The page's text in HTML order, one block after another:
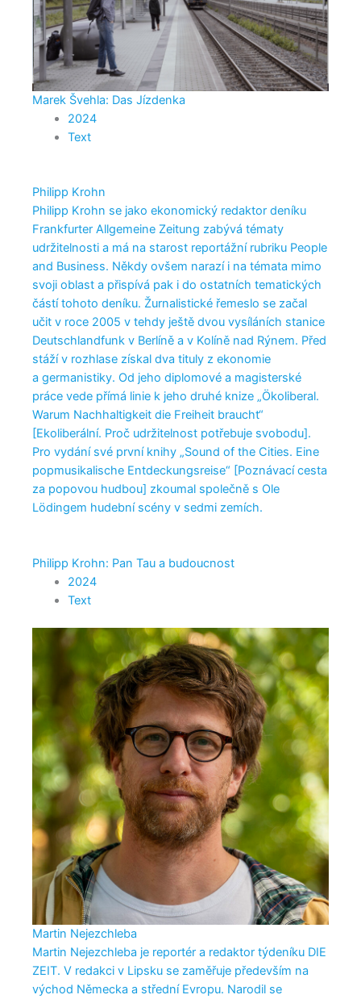
Marek Švehla: Das Jízdenka
2024
Text
Philipp Krohn
Philipp Krohn se jako ekonomický redaktor deníku
Frankfurter Allgemeine Zeitung zabývá tématy
udržitelnosti a má na starost reportážní rubriku People
and Business. Někdy ovšem narazí i na témata mimo
svoji oblast a přispívá pak i do ostatních tematických
částí tohoto deníku. Žurnalistické řemeslo se začal
učit v roce 2005 v tehdy ještě dvou vysíláních stanice
Deutschlandfunk v Berlíně a v Kolíně nad Rýnem. Před
stáží v rozhlase získal dva tituly z ekonomie
a germanistiky. Od jeho diplomové a magisterské
práce vede přímá linie k jeho druhé knize „Ökoliberal.
Warum Nachhaltigkeit die Freiheit braucht“
[Ekoliberální. Proč udržitelnost potřebuje svobodu].
Pro vydání své první knihy „Sound of the Cities. Eine
popmusikalische Entdeckungsreise“ [Poznávací cesta
za popovou hudbou] zkoumal společně s Ole
Lödingem hudební scény v sedmi zemích.
Philipp Krohn: Pan Tau a budoucnost
2024
Text
Martin Nejezchleba
Martin Nejezchleba je reportér a redaktor týdeníku DIE
ZEIT. V redakci v Lipsku se zaměřuje především na
východ Německa a střední Evropu. Narodil se